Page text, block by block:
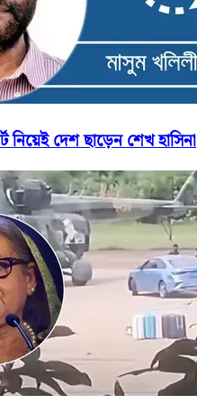
দেশ ছাড়েন শেখ হাসিনা